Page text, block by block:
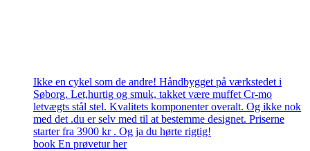
Ikke en cykel som de andre! Håndbygget på værkstedet i
Søborg. Let,hurtig og smuk, takket være muffet Cr-mo
letvægts stål stel. Kvalitets komponenter overalt. Og ikke nok
med det .du er selv med til at bestemme designet. Priserne
starter fra 3900 kr . Og ja du hørte rigtig!
book En prøvetur her